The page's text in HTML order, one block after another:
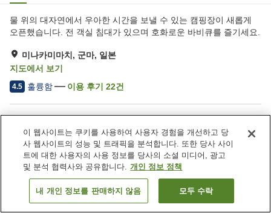
물 위의 대자연에서 우아한 시간을 보낼 수 있는 캠핑장이 새롭게
오픈했습니다. 전 객실 침대가 있으며 호화로운 바비큐를 즐기세요.
미나카미마치, 군마, 일본
지도에서 보기
4.5 훌륭함 이용 후기 22건
주차장
자동판매기
공용 부엌
송영 서비스
객실 보기
이 웹사이트는 쿠키를 사용하여 사용자 경험을 개선하고 당
사 웹사이트의 성능 및 트래픽을 분석합니다. 또한 당사 사이
트에 대한 사용자의 사용 정보를 당사의 소셜 미디어, 광고
및 분석 협력사와 공유합니다. 개인 정보 정책
내 개인 정보를 판매하지 않음 모두 수락